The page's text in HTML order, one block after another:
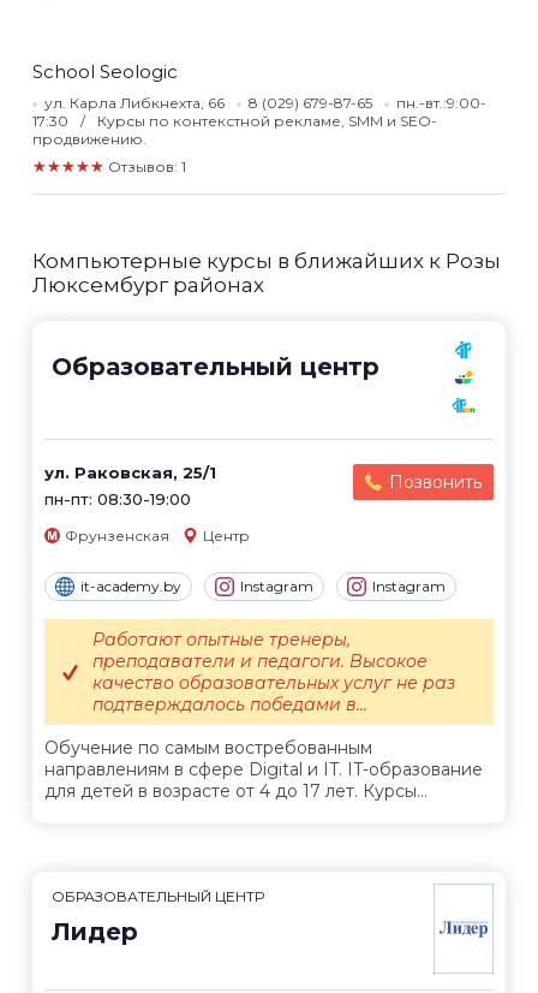
School Seologic
ул. Карла Либкнехта, 66 8 (029) 679-87-65
пн.-вт.:9:00-
17:30
Курсы по контекстной рекламе, SMM и SEO-
продвижению.
★★★★★ Отзывов: 1
Компьютерные курсы в ближайших к Розы
Люксембург районах
Образовательный центр
ул. Раковская, 25/1
пн-пт: 08:30-19:00
Позвонить
Фрунзенская Центр
it-academy.by Instagram Instagram
Обучение по самым востребованным
направлениям в сфере Digital и IT. IT-образование
для детей в возрасте от 4 до 17 лет. Курсы...
Работают опытные тренеры,
преподаватели и педагоги. Высокое
качество образовательных услуг не раз
подтверждалось победами в...
ОБРАЗОВАТЕЛЬНЫЙ ЦЕНТР
Лидер